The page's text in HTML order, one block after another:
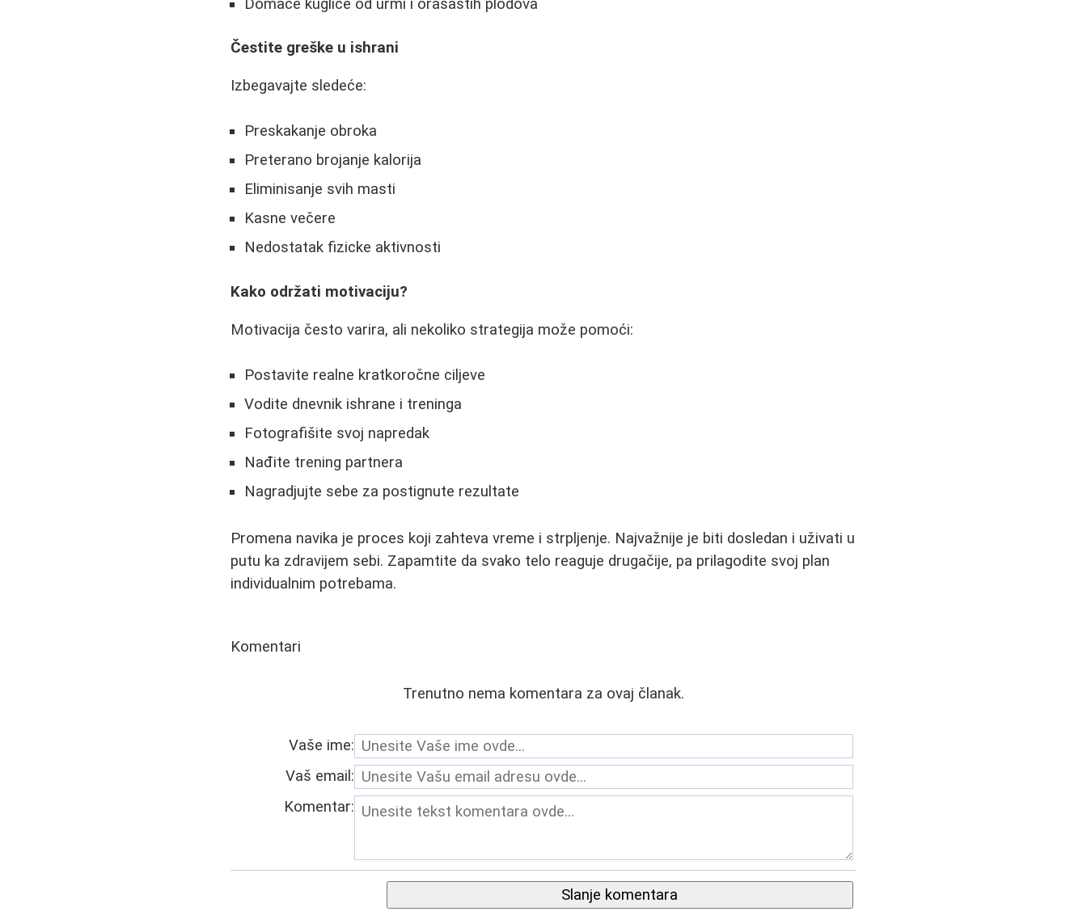
Domace kuglice od urmi i orašastih plodova
Čestite greške u ishrani
Izbegavajte sledeće:
Preskakanje obroka
Preterano brojanje kalorija
Eliminisanje svih masti
Kasne večere
Nedostatak fizicke aktivnosti
Kako održati motivaciju?
Motivacija često varira, ali nekoliko strategija može pomoći:
Postavite realne kratkoročne ciljeve
Vodite dnevnik ishrane i treninga
Fotografišite svoj napredak
Nađite trening partnera
Nagradjujte sebe za postignute rezultate
Promena navika je proces koji zahteva vreme i strpljenje. Najvažnije je biti dosledan i uživati u
putu ka zdravijem sebi. Zapamtite da svako telo reaguje drugačije, pa prilagodite svoj plan
individualnim potrebama.
Komentari
Trenutno nema komentara za ovaj članak.
Vaše ime:
Vaš email:
Komentar:
Slanje komentara